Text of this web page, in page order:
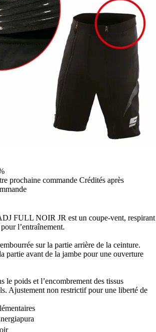
prochaine commande Crédités après
FULL NOIR JR est un coupe-vent, respirant
l’entraînement.
sur la partie arrière de la ceinture.
partie avant de la jambe pour une ouverture
le poids et l’encombrement des tissus
Ajustement non restrictif pour une liberté de